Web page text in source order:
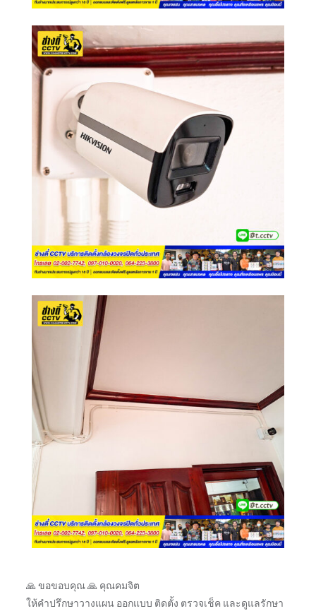
🙏 ขอขอบคุณ 🙏 คุณคมจิต
ให้คำปรึกษาวางแผน ออกแบบ ติดตั้ง ตรวจเช็ค และดูแลรักษา